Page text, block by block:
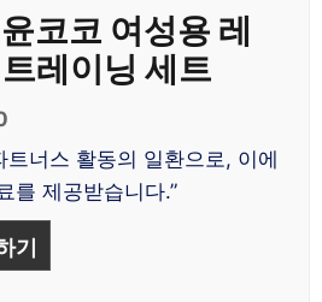
윤코코 여성용 레
레이닝 세트
재
가
격:
₩21,900.
트너스 활동의 일환으로, 이에
를 제공받습니다.”
기